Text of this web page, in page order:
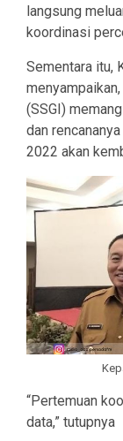
langsung
koordinasi
Sementara itu,
(SSGI)
dan
2022 akan
“Pertemuan
data,” tutupnya